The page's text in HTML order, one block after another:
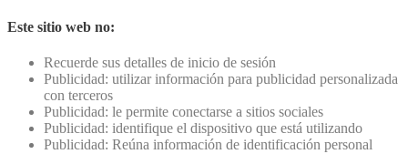
Este sitio web no:
Recuerde sus detalles de inicio de sesión
Publicidad: utilizar información para publicidad personalizada
con terceros
Publicidad: le permite conectarse a sitios sociales
Publicidad: identifique el dispositivo que está utilizando
Publicidad: Reúna información de identificación personal